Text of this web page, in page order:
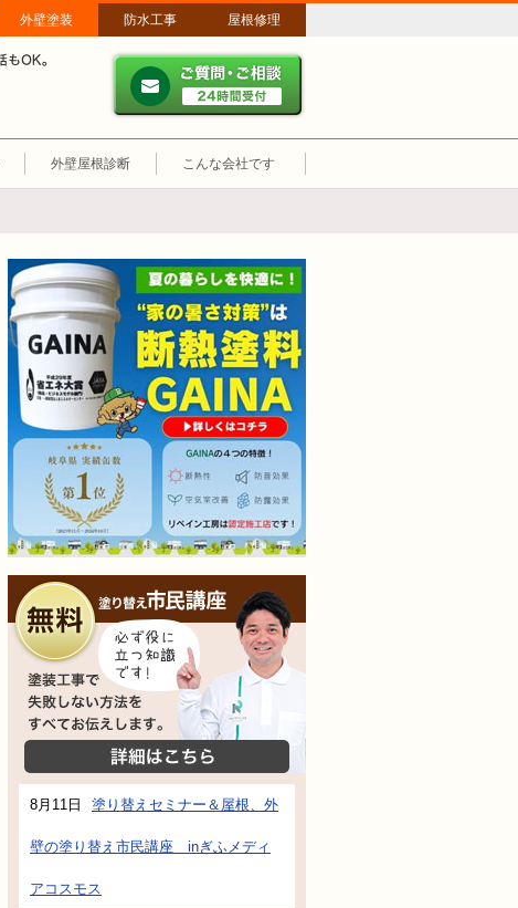
外壁塗装 防水工事 屋根修理
メールやパソコンが苦手な方は、お電話でのご相談も大歓迎！匿名での
営業時間：午前8時～午後8時 年中無休、土日祝も営業しています。
外壁屋根診断 こんな会社です
塗装工事で失敗しない方法をすべてお伝え
8月11日 塗り替えセミナー＆屋根、外
壁の塗り替え市民講座 inぎふメディ
アコスモス